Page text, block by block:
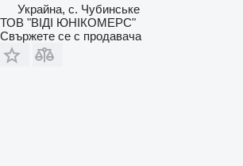
Украйна, с. Чубинське
ТОВ "ВІДІ ЮНІКОМЕРС"
Свържете се с продавача